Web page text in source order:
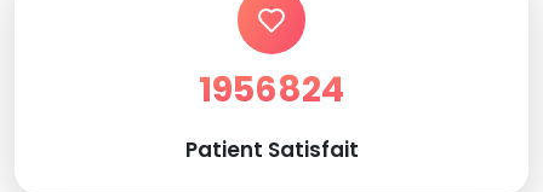
1956824
Patient Satisfait